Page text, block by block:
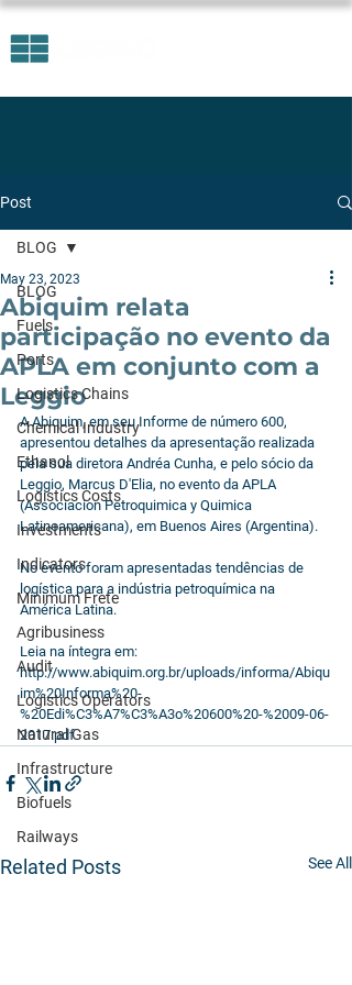
Post
BLOG
Fuels
Ports
Logistics Chains
Chemical Industry
Ethanol
Logistics Costs
Investments
Indicators
Minimum Frete
Agribusiness
Audit
Logistics Operators
Natural Gas
Infrastructure
Biofuels
Railways
BLOG
Abiquim relata
participação no evento da
APLA em conjunto com a
Leggio
May 23, 2023
A Abiquim, em seu Informe de número 600,
apresentou detalhes da apresentação realizada
pela sua diretora Andréa Cunha, e pelo sócio da
Leggio, Marcus D'Elia, no evento da APLA
(Associacion Petroquimica y Quimica
Latinoamericana), em Buenos Aires (Argentina).
No evento foram apresentadas tendências de
logística para a indústria petroquímica na
América Latina.
Leia na íntegra em:
http://www.abiquim.org.br/uploads/informa/Abiqu
im%20Informa%20-
%20Edi%C3%A7%C3%A3o%20600%20-%2009-06-
2017.pdf
Related Posts See All